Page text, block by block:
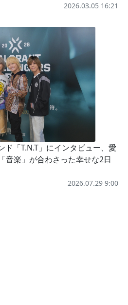
2026.03.05 16:21
ド「T.N.T」にインタビュー、愛
音楽」が合わさった幸せな2日
2026.07.29 9:00